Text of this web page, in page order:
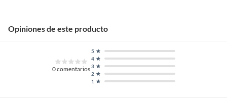
Opiniones de este producto
0comentarios
1
2
3
4
5